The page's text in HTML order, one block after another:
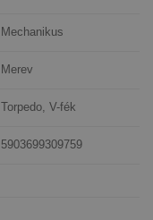
Mechanikus
Merev
Torpedo, V-fék
5903699309759